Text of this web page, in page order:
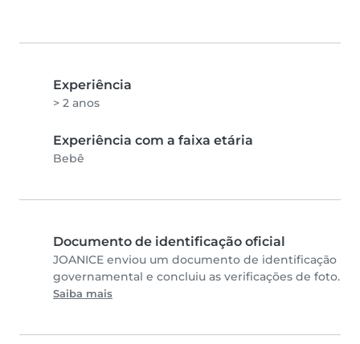
Experiência
> 2 anos
Experiência com a faixa etária
Bebê
Documento de identificação oficial
JOANICE enviou um documento de identificação
governamental e concluiu as verificações de foto.
Saiba mais